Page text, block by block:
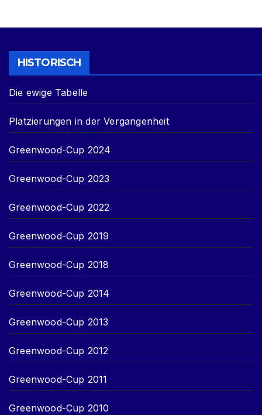
HISTORISCH
Die ewige Tabelle
Platzierungen in der Vergangenheit
Greenwood-Cup 2024
Greenwood-Cup 2023
Greenwood-Cup 2022
Greenwood-Cup 2019
Greenwood-Cup 2018
Greenwood-Cup 2014
Greenwood-Cup 2013
Greenwood-Cup 2012
Greenwood-Cup 2011
Greenwood-Cup 2010